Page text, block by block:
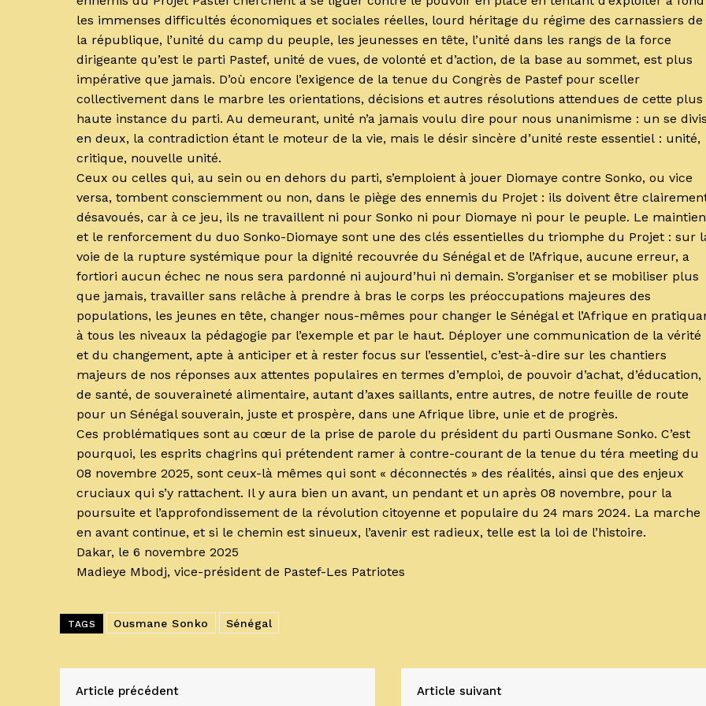
les immenses difficultés économiques et sociales réelles, lourd héritage du régime des carnassiers de
la république, l’unité du camp du peuple, les jeunesses en tête, l’unité dans les rangs de la force
dirigeante qu’est le parti Pastef, unité de vues, de volonté et d’action, de la base au sommet, est plus
impérative que jamais. D’où encore l’exigence de la tenue du Congrès de Pastef pour sceller
collectivement dans le marbre les orientations, décisions et autres résolutions attendues de cette plus
haute instance du parti. Au demeurant, unité n’a jamais voulu dire pour nous unanimisme : un se
en deux, la contradiction étant le moteur de la vie, mais le désir sincère d’unité reste essentiel : unité,
critique, nouvelle unité.
Ceux ou celles qui, au sein ou en dehors du parti, s’emploient à jouer Diomaye contre Sonko, ou vice
versa, tombent consciemment ou non, dans le piège des ennemis du Projet : ils doivent être
désavoués, car à ce jeu, ils ne travaillent ni pour Sonko ni pour Diomaye ni pour le peuple. Le maintien
et le renforcement du duo Sonko-Diomaye sont une des clés essentielles du triomphe du Projet : sur
voie de la rupture systémique pour la dignité recouvrée du Sénégal et de l’Afrique, aucune erreur, a
fortiori aucun échec ne nous sera pardonné ni aujourd’hui ni demain. S’organiser et se mobiliser plus
que jamais, travailler sans relâche à prendre à bras le corps les préoccupations majeures des
populations, les jeunes en tête, changer nous-mêmes pour changer le Sénégal et l’Afrique en
à tous les niveaux la pédagogie par l’exemple et par le haut. Déployer une communication de la vérité
et du changement, apte à anticiper et à rester focus sur l’essentiel, c’est-à-dire sur les chantiers
majeurs de nos réponses aux attentes populaires en termes d’emploi, de pouvoir d’achat, d’éducation,
de santé, de souveraineté alimentaire, autant d’axes saillants, entre autres, de notre feuille de route
pour un Sénégal souverain, juste et prospère, dans une Afrique libre, unie et de progrès.
Ces problématiques sont au cœur de la prise de parole du président du parti Ousmane Sonko. C’est
pourquoi, les esprits chagrins qui prétendent ramer à contre-courant de la tenue du téra meeting du
08 novembre 2025, sont ceux-là mêmes qui sont « déconnectés » des réalités, ainsi que des enjeux
cruciaux qui s’y rattachent. Il y aura bien un avant, un pendant et un après 08 novembre, pour la
poursuite et l’approfondissement de la révolution citoyenne et populaire du 24 mars 2024. La marche
en avant continue, et si le chemin est sinueux, l’avenir est radieux, telle est la loi de l’histoire.
Dakar, le 6 novembre 2025
Madieye Mbodj, vice-président de Pastef-Les Patriotes
TAGS Ousmane Sonko Sénégal
Article précédent Article suivant